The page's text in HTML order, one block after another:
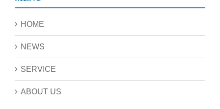
HOME
NEWS
SERVICE
ABOUT US